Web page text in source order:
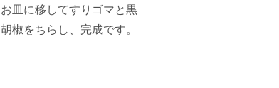
お皿に移してすりゴマと黒
胡椒をちらし、完成です。